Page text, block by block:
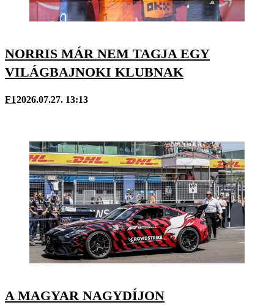
NORRIS MÁR NEM TAGJA EGY
VILÁGBAJNOKI KLUBNAK
F12026.07.27. 13:13
A MAGYAR NAGYDÍJON